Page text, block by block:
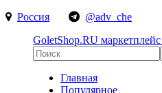
Россия
@adv_che
GoletShop.RU маркетплейс
Главная
Популярное